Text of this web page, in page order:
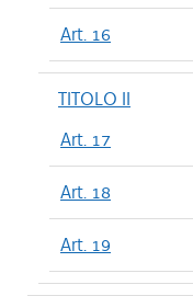
Art. 16
TITOLO II
Art. 17
Art. 18
Art. 19